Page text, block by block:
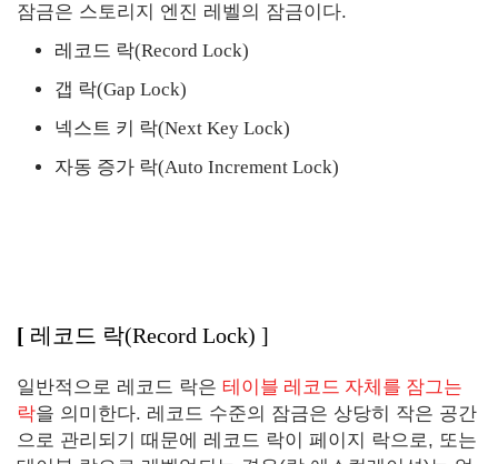
잠금은 스토리지 엔진 레벨의 잠금이다.
레코드 락(Record Lock)
갭 락(Gap Lock)
넥스트 키 락(Next Key Lock)
자동 증가 락(Auto Increment Lock)
[ 레코드 락(Record Lock) ]
일반적으로 레코드 락은 테이블 레코드 자체를 잠그는
락을 의미한다. 레코드 수준의 잠금은 상당히 작은 공간
으로 관리되기 때문에 레코드 락이 페이지 락으로, 또는